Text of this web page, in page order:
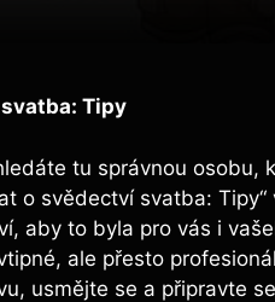
Tipy
tu správnou osobu,
o svědectví svatba:
aby to byla pro vás i
ale přesto
usmějte se a připravte